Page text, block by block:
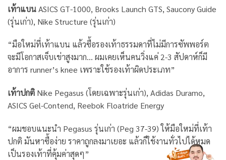
เท้าแบนASICS GT-1000, Brooks Launch GTS, Saucony Guide
(รุ่นเก่า), Nike Structure (รุ่นเก่า)
“มือใหม่ที่เท้าแบน แล้วซื้อรองเท้าธรรมดาที่ไม่มีการซัพพอร์ต
จะมีโอกาสเจ็บเข่าสูงมาก… ผมเคยเห็นคนวิ่งแค่ 2-3 สัปดาห์ก็มี
อาการ runner’s knee เพราะใช้รองเท้าผิดประเภท”
เท้าปกติ Nike Pegasus (โดยเฉพาะรุ่นเก่า), Adidas Duramo,
ASICS Gel-Contend, Reebok Floatride Energy
“ผมชอบแนะนำ Pegasus รุ่นเก่า (Peg 37-39) ให้มือใหม่ที่เท้า
ปกติ มันหาซื้อง่าย ราคาถูกลงมาเยอะ แล้วก็ใช้งานทั่วไปได้หมด
เป็นรองเท้าที่คุ้มค่าสุดๆ”